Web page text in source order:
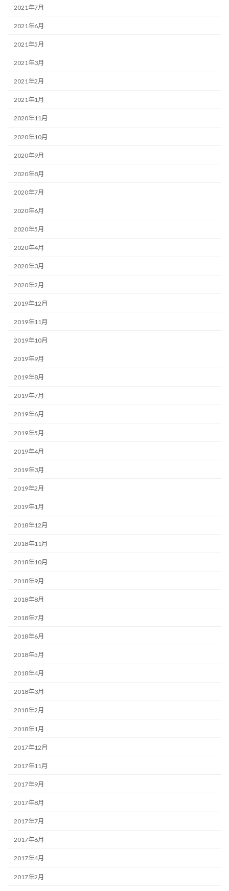
2021年7月
2021年6月
2021年5月
2021年3月
2021年2月
2021年1月
2020年11月
2020年10月
2020年9月
2020年8月
2020年7月
2020年6月
2020年5月
2020年4月
2020年3月
2020年2月
2019年12月
2019年11月
2019年10月
2019年9月
2019年8月
2019年7月
2019年6月
2019年5月
2019年4月
2019年3月
2019年2月
2019年1月
2018年12月
2018年11月
2018年10月
2018年9月
2018年8月
2018年7月
2018年6月
2018年5月
2018年4月
2018年3月
2018年2月
2018年1月
2017年12月
2017年11月
2017年9月
2017年8月
2017年7月
2017年6月
2017年4月
2017年2月